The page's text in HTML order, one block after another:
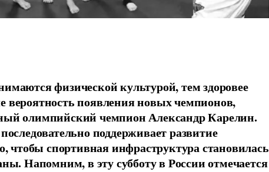
физической культурой, тем здоровее
вероятность появления новых чемпионов,
олимпийский чемпион Александр Карелин.
поддерживает развитие
чтобы спортивная инфраструктура становилась
Напомним, в эту субботу в России отмечается